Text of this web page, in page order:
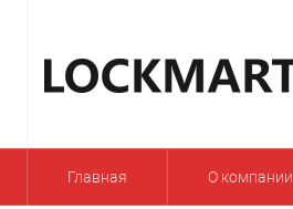
Главная О компании